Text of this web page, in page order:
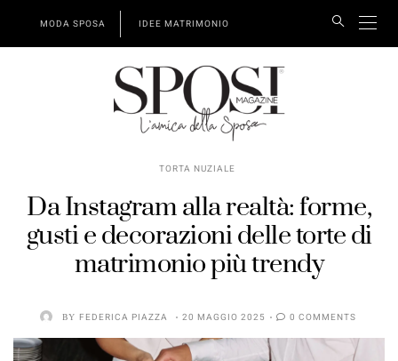
MODA SPOSA IDEE MATRIMONIO
TORTA NUZIALE
Da Instagram alla realtà: forme,
gusti e decorazioni delle torte di
matrimonio più trendy
BY FEDERICA PIAZZA 20 MAGGIO 2025 0 COMMENTS